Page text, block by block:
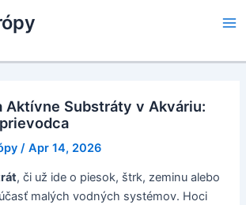
Aktívne Substráty v Akváriu:
/Apr 14, 2026
, či už ide o piesok, štrk, zeminu alebo
malých vodných systémov. Hoci